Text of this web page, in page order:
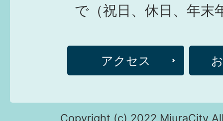
で（祝日、休日、年末
アクセス
Copyright (c) 2022 MiuraCity